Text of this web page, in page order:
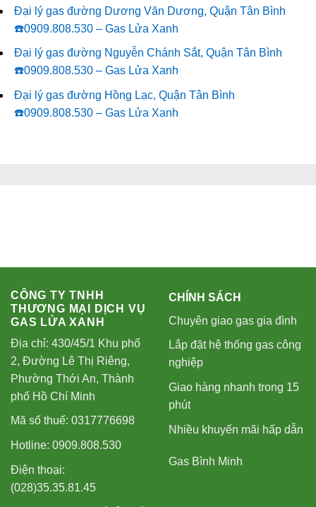
Đại lý gas đường Dương Văn Dương, Quận Tân Bình
☎️0909.808.530 – Gas Lửa Xanh
Đại lý gas đường Nguyễn Chánh Sắt, Quận Tân Bình
☎️0909.808.530 – Gas Lửa Xanh
Đại lý gas đường Hồng Lạc, Quận Tân Bình
☎️0909.808.530 – Gas Lửa Xanh
CÔNG TY TNHH
THƯƠNG MẠI DỊCH VỤ
GAS LỬA XANH
Địa chỉ: 430/45/1 Khu phố
2, Đường Lê Thị Riêng,
Phường Thới An, Thành
phố Hồ Chí Minh
Mã số thuế: 0317776698
Hotline: 0909.808.530
Điện thoại:
(028)35.35.81.45
CHÍNH SÁCH
Chuyên giao gas gia đình
Lắp đặt hệ thống gas công
nghiệp
Giao hàng nhanh trong 15
phút
Nhiều khuyến mãi hấp dẫn
Gas Bình Minh